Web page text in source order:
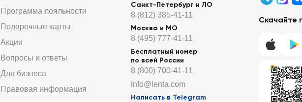
Программа лояльности
Подарочные карты
Акции
Вопросы и ответы
Для бизнеса
Правовая информация
Санкт-Петербург и ЛО
8 (812) 385-41-11
Москва и МО
8 (495) 777-41-11
Бесплатный номер
по всей России
8 (800) 700-41-11
info@lenta.com
Написать в Telegram
Скачайте